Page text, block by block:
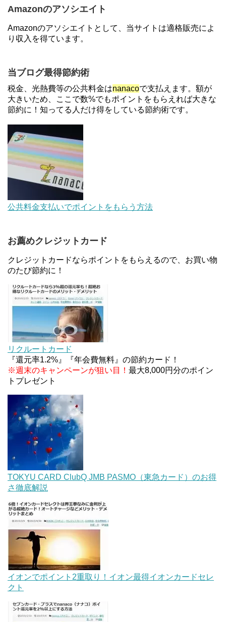
【2倍増量】PayPayカード、まるごとフラットリボ
登録と3回利用で10000ptがもらえるキャンペーン！
3/31まで
【解決】マリオットボンヴォイにログインできな
い、パスワード変更不可の原因はコレでした。
住信SBIネット銀行のデビットカードPoint＋で最大
2%還元！V NEOバンクデビットとどっちが良い？
【対象者限定】楽天ペイで決済すると最大300ポイ
ントキャンペーン！～6/1
デジタルギフト改悪でいろいろ手数料徴収へ！8/3
～
au Pay等に等価交換できる「えらべるギフト」がフ
ァミリマートとミニストップで登場！WAON1%還
元で新ルート誕生！？
JCBカードWでApple Pay追加時のナビダイヤル
0570を回避する方法
ソニーフィナンシャルグループの株主限定！2万円
もらえる口座開設キャンペーン。7/31まで
Amazonのアソシエイト
Amazonのアソシエイトとして、当サイトは適格販売によ
り収入を得ています。
当ブログ最得節約術
税金、光熱費等の公共料金はnanacoで支払えます。額が
大きいため、ここで数%でもポイントをもらえれば大きな
節約に！知ってる人だけ得をしている節約術です。
公共料金支払いでポイントをもらう方法
お薦めクレジットカード
クレジットカードならポイントをもらえるので、お買い物
のたび節約に！
リクルートカード
『還元率1.2%』『年会費無料』の節約カード！
※週末のキャンペーンが狙い目！ 最大8,000円分のポイン
トプレゼント
TOKYU CARD ClubQ JMB PASMO（東急カード）のお得
さ徹底解説
イオンでポイント2重取り！イオン最得イオンカードセレ
クト